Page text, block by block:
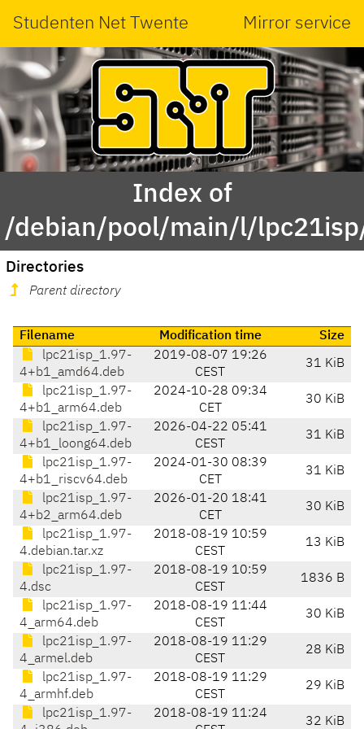
Studenten Net Twente Mirror service
Index of
/debian/pool/main/l/
Directories
Parent directory
Filename Modification time
Size
lpc21isp_1.97-
4+b1_amd64.deb
2019-08-07 19:26
CEST
31 KiB
lpc21isp_1.97-
4+b1_arm64.deb
2024-10-28 09:34
CET
30 KiB
lpc21isp_1.97-
4+b1_loong64.deb
2026-04-22 05:41
CEST
31 KiB
lpc21isp_1.97-
4+b1_riscv64.deb
2024-01-30 08:39
CET
31 KiB
lpc21isp_1.97-
4+b2_arm64.deb
2026-01-20 18:41
CET
30 KiB
lpc21isp_1.97-
4.debian.tar.xz
2018-08-19 10:59
CEST
13 KiB
lpc21isp_1.97-
4.dsc
2018-08-19 10:59
CEST
1836 B
lpc21isp_1.97-
4_arm64.deb
2018-08-19 11:44
CEST
30 KiB
lpc21isp_1.97-
4_armel.deb
2018-08-19 11:29
CEST
28 KiB
lpc21isp_1.97-
4_armhf.deb
2018-08-19 11:29
CEST
29 KiB
lpc21isp_1.97-
2018-08-19 11:24
32 KiB